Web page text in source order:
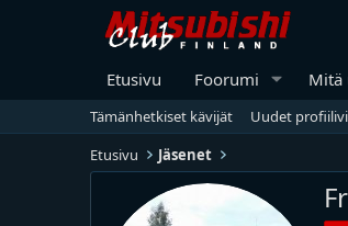
Etusivu Foorumi Mitä
Tämänhetkiset kävijät Uudet
Etusivu
Jäsenet